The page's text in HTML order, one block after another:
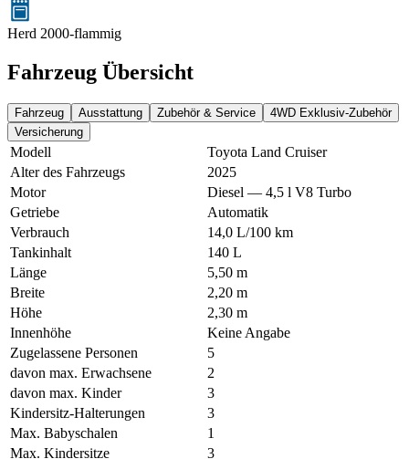
Herd 2000-flammig
Fahrzeug Übersicht
Fahrzeug Ausstattung Zubehör & Service
4WD Exklusiv-Zubehör
Versicherung
Modell
Toyota Land Cruiser
Alter des Fahrzeugs
2025
Motor
Diesel — 4,5 l V8 Turbo
Getriebe
Automatik
Verbrauch
14,0 L/100 km
Tankinhalt
140 L
Länge
5,50 m
Breite
2,20 m
Höhe
2,30 m
Innenhöhe
Keine Angabe
Zugelassene Personen
5
davon max. Erwachsene
2
davon max. Kinder
3
Kindersitz-Halterungen
3
Max. Babyschalen
1
Max. Kindersitze
3